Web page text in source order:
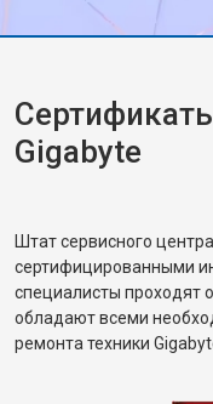
Gigabyte
Штат сервисного
сертифицированными
специалисты проходят
обладают всеми
ремонта техники